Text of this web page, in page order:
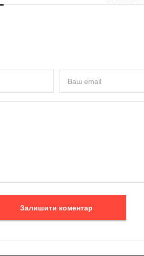
Залишити коментар